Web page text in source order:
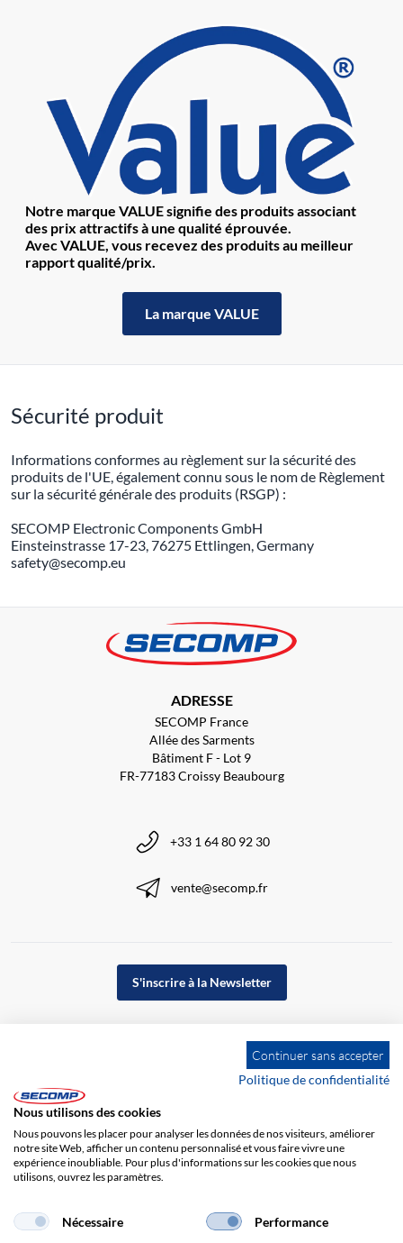
Notre marque VALUE signifie des produits associant
des prix attractifs à une qualité éprouvée.
Avec VALUE, vous recevez des produits au meilleur
rapport qualité/prix.
La marque VALUE
Sécurité produit
Informations conformes au règlement sur la sécurité des
produits de l'UE, également connu sous le nom de Règlement
sur la sécurité générale des produits (RSGP) :
SECOMP Electronic Components GmbH
Einsteinstrasse 17-23, 76275 Ettlingen, Germany
safety@secomp.eu
ADRESSE
SECOMP France
Allée des Sarments
Bâtiment F - Lot 9
FR-77183 Croissy Beaubourg
+33 1 64 80 92 30
vente@secomp.fr
S'inscrire à la Newsletter
Impression Responsabilité
Continuer sans accepter
Politique de confidentialité
Nous utilisons des cookies
Nous pouvons les placer pour analyser les données de nos visiteurs, améliorer
notre site Web, afficher un contenu personnalisé et vous faire vivre une
expérience inoubliable. Pour plus d'informations sur les cookies que nous
utilisons, ouvrez les paramètres.
Nécessaire Performance